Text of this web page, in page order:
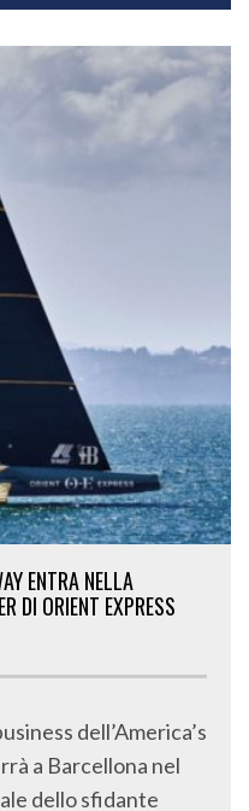
ENTRA NELLA
DI ORIENT EXPRESS
dell’America’s
a Barcellona nel
dello sfidante